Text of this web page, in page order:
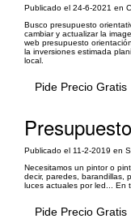
Publicado el 24-6-2021 en
Busco presupuesto
cambiar y actualizar la
web presupuesto
la inversiones estimada
local.
Pide Precio Gratis
Publicado el 11-2-2019 en
Necesitamos un pintor o
decir, paredes, barandillas,
luces actuales por led... En
Pide Precio Gratis